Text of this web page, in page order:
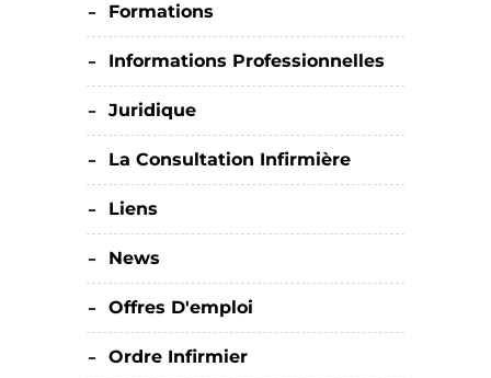
Formations
Informations Professionnelles
Juridique
La Consultation Infirmière
Liens
News
Offres D'emploi
Ordre Infirmier